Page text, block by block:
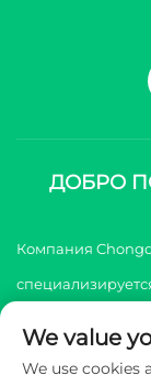
ДОБРО
Компания
транспортных
We value
We use cookies